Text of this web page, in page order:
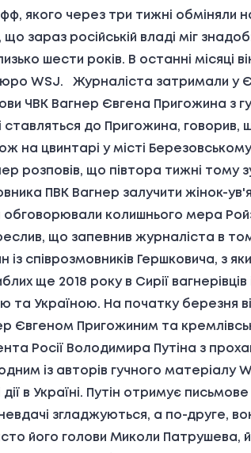
якого через три тижні обміняли
що зараз російській владі міг
шести років. В останні місяці
WSJ. Журналіста затримали у
ЧВК Вагнер Євгена Пригожина
ставляться до Пригожина, говорив,
на цвинтарі у місті
розповів, що півтора тижні тому
ПВК Вагнер залучити жінок-
колишнього мера
що запевнив журналіста в
співрозмовників Гершковича, з
ще 2018 року в Сирії
та Україною. На початку березня
Євгеном Пригожиним та
Росії Володимира Путіна з
із авторів гучного матеріалу
в Україні. Путін отримує
згладжуються, а по-друге,
його голови Миколи Патрушева,